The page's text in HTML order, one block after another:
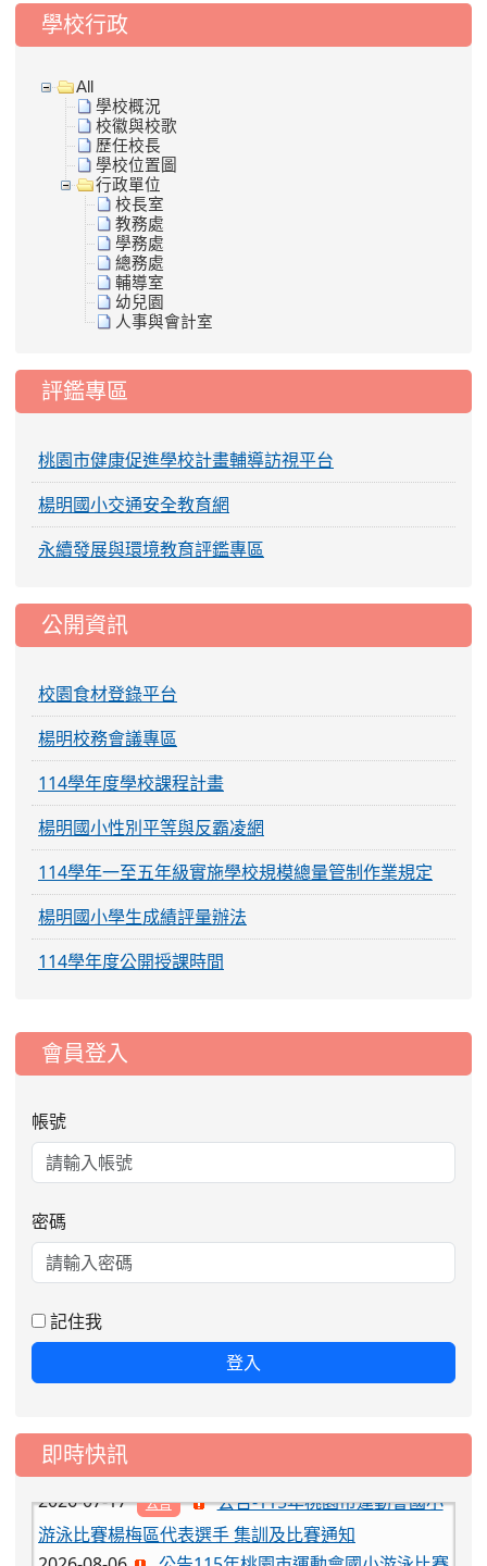
學校行政
All
學校概況
校徽與校歌
歷任校長
學校位置圖
行政單位
校長室
教務處
學務處
總務處
輔導室
幼兒園
人事與會計室
評鑑專區
桃園市健康促進學校計畫輔導訪視平台
楊明國小交通安全教育網
永續發展與環境教育評鑑專區
公開資訊
校園食材登錄平台
楊明校務會議專區
114學年度學校課程計畫
楊明國小性別平等與反霸凌網
114學年一至五年級實施學校規模總量管制作業規定
楊明國小學生成績評量辦法
114學年度公開授課時間
::: 會員登入
帳號
密碼
記住我
登入
即時快訊
2026-08-06
楊梅區代表選手服裝領取通知
2026-08-05
2026-08-03
重要
115學年度一、三、五年級常
工車輛臨停」一案，請各位用路人留意
2026-07-17
公告
公告-115年桃園市運動會國小
游泳比賽楊梅區代表選手 集訓及比賽通知
2026-08-06
公告115年桃園市運動會國小游泳比賽
楊梅區代表選手服裝領取通知